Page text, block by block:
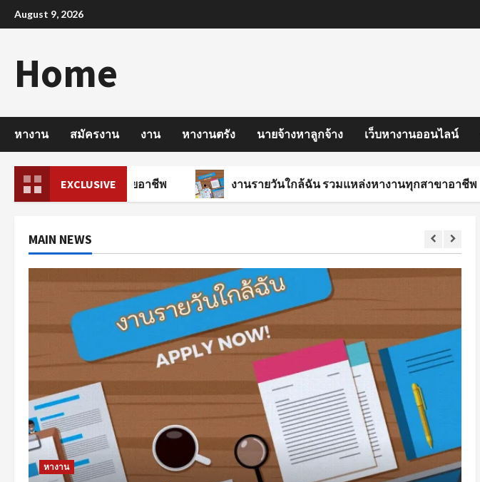
Skip
to
August 9, 2026
Home
หางาน สมัครงาน งาน หางานตรัง นายจ้างหาลูกจ้าง เว็บหางานออนไลน์
EXCLUSIVE
มรู้ทางด้านสายอาชีพ งานรายวันใกล้ฉัน รวมแหล่งหางานทุกสาขาอาชีพ
MAIN NEWS
หางาน